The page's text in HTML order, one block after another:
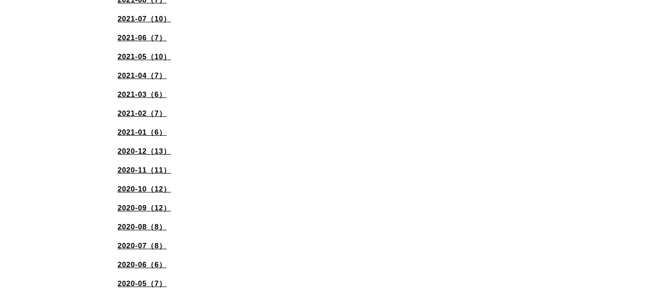
2021-07（10）
2021-06（7）
2021-05（10）
2021-04（7）
2021-03（6）
2021-02（7）
2021-01（6）
2020-12（13）
2020-11（11）
2020-10（12）
2020-09（12）
2020-08（8）
2020-07（8）
2020-06（6）
2020-05（7）